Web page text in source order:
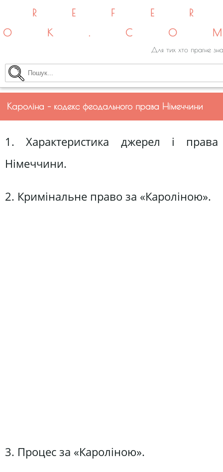
Для тих хто прагне
Кароліна – кодекс феодального права Німеччини
1. Характеристика джерел і права
Німеччини.
2. Кримінальне право за «Кароліною».
3. Процес за «Кароліною».